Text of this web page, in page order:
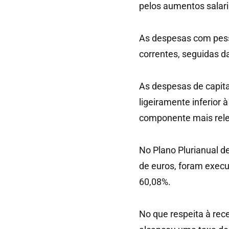
pelos aumentos
As despesas com
correntes, seguidas
As despesas de
ligeiramente inferior
componente mais
No Plano Plurianual
de euros, foram
60,08%.
No que respeita à